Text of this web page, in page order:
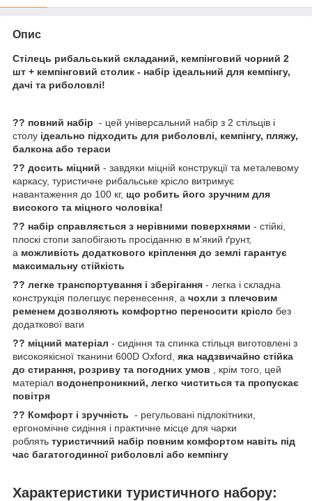
Опис
Стілець рибальський складаний, кемпінговий чорний 2
шт + кемпінговий столик - набір ідеальний для кемпінгу,
дачі та риболовлі!
?? повний набір - цей універсальний набір з 2 стільців і
столу ідеально підходить для риболовлі, кемпінгу, пляжу,
балкона або тераси
?? досить міцний - завдяки міцній конструкції та металевому
каркасу, туристичне рибальське крісло витримує
навантаження до 100 кг, що робить його зручним для
високого та міцного чоловіка!
?? набір справляється з нерівними поверхнями - стійкі,
плоскі стопи запобігають просіданню в м'який ґрунт,
а можливість додаткового кріплення до землі гарантує
максимальну стійкість
?? легке транспортування і зберігання - легка і складна
конструкція полегшує перенесення, а чохли з плечовим
ременем дозволяють комфортно переносити крісло без
додаткової ваги
?? міцний матеріал - сидіння та спинка стільця виготовлені з
високоякісної тканини 600D Oxford, яка надзвичайно стійка
до стирання, розриву та погодних умов , крім того, цей
матеріал водонепроникний, легко чиститься та пропускає
повітря
?? Комфорт і зручність - регульовані підлокітники,
ергономічне сидіння і практичне місце для чарки
роблять туристичний набір повним комфортом навіть під
час багатогодинної риболовлі або кемпінгу
Характеристики туристичного набору: